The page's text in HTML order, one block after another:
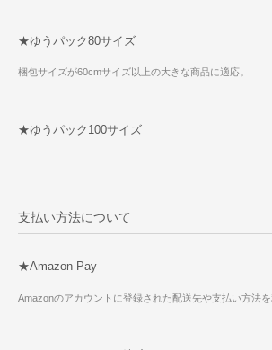
★ゆうパック80サイズ
梱包サイズが60cmサイズ以上の大きな商品に適応。
★ゆうパック100サイズ
支払い方法について
★Amazon Pay
Amazonのアカウントに登録された配送先や支払い方法